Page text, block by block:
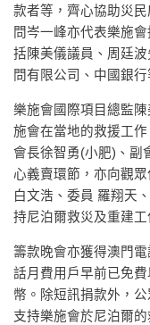
款者等，齊心協助災
問岑一峰亦代表樂施
括陳美儀議員、周廷
問有限公司、中國銀行
樂施會國際項目總監
施會在當地的救援工
會長徐智勇(小肥)、副
心義賣環節，亦向觀
白文浩、委員 羅翔天
持尼泊爾救災及重建工
籌款晚會亦獲得澳門
話月費用戶早前已免
幣。除短訊捐款外，
支持樂施會於尼泊爾